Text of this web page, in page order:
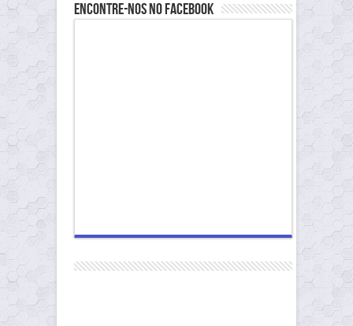
Encontre-nos no Facebook